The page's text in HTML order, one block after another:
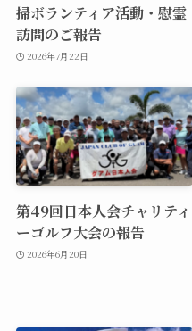
掃ボランティア活動・慰霊
訪問のご報告
2026年7月22日
第49回日本人会チャリティ
ーゴルフ大会の報告
2026年6月20日